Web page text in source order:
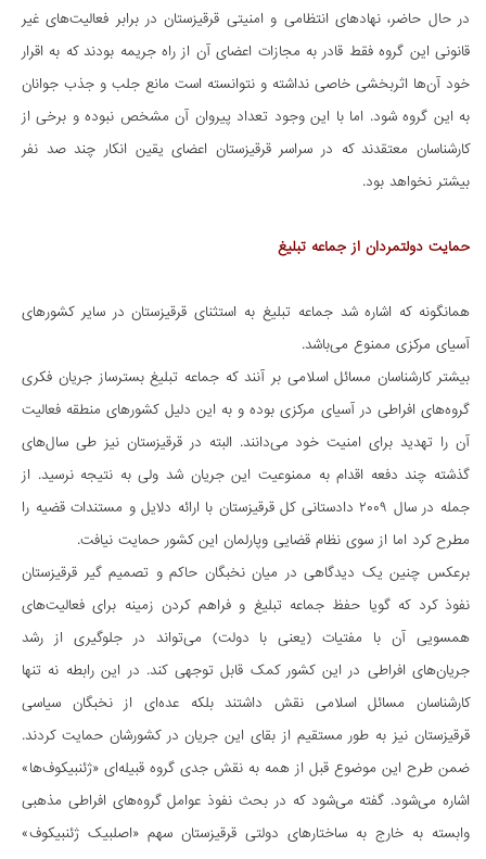
در حال حاضر، نهادهای انتظامی و امنیتی قرقیزستان در برابر فعالیت‌های غیر
قانونی این گروه فقط قادر به مجازات اعضای آن از راه جریمه بودند که به اقرار
خود آن‌ها اثربخشی خاصی نداشته و نتوانسته است مانع جلب و جذب جوانان
به این گروه شود. اما با این وجود تعداد پیروان آن مشخص نبوده و برخی از
کار‌شناسان معتقدند که در سراسر قرقیزستان اعضای یقین انکار چند صد نفر
بیشتر نخواهد بود.
حمایت دولتمردان از جماعه تبلیغ
همانگونه که اشاره شد جماعه تبلیغ به استثنای قرقیزستان در سایر کشورهای
آسیای مرکزی ممنوع می‌باشد.
بیشتر کار‌شناسان مسائل اسلامی بر آنند که جماعه تبلیغ بسترساز جریان فکری
گروه‌های افراطی در آسیای مرکزی بوده و به این دلیل کشورهای منطقه فعالیت
آن را تهدید برای امنیت خود می‌دانند. البته در قرقیزستان نیز طی سال‌های
گذشته چند دفعه اقدام به ممنوعیت این جریان شد ولی به نتیجه نرسید. از
جمله در سال ۲۰۰۹ دادستانی کل قرقیزستان با ارائه دلایل و مستندات قضیه را
مطرح کرد اما از سوی نظام قضایی وپارلمان این کشور حمایت نیافت.
برعکس چنین یک دیدگاهی در میان نخبگان حاکم و تصمیم گیر قرقیزستان
نفوذ کرد که گویا حفظ جماعه تبلیغ و فراهم کردن زمینه برای فعالیت‌های
همسویی آن با مفتیات (یعنی با دولت) می‌تواند در جلوگیری از رشد
جریان‌های افراطی در این کشور کمک قابل توجهی کند. در این رابطه نه تنها
کار‌شناسان مسائل اسلامی نقش داشتند بلکه عده‌ای از نخبگان سیاسی
قرقیزستان نیز به طور مستقیم از بقای این جریان در کشورشان حمایت کردند.
ضمن طرح این موضوع قبل از همه به نقش جدی گروه قبیله‌ای «ژئنبیکوف‌ها»
اشاره می‌شود. گفته می‌شود که در بحث نفوذ عوامل گروه‌های افراطی مذهبی
وابسته به خارج به ساختارهای دولتی قرقیزستان سهم «اصلبیک ژئنبیکوف»